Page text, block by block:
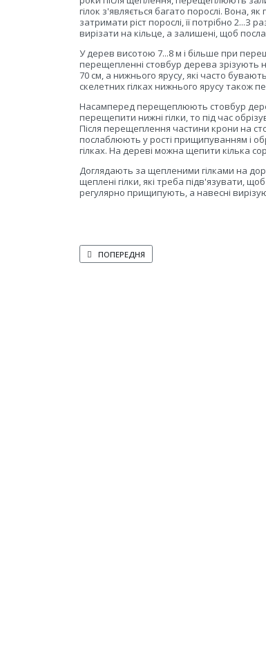
гілок з'являється багато порослі. Вона,
затримати ріст порослі, її потрібно 2...З
вирізати на кільце, а залишені, щоб
У дерев висотою 7...8 м і більше при
перещепленні стовбур дерева зрізують
70 см, а нижнього ярусу, які часто
скелетних гілках нижнього ярусу також
Насамперед перещеплюють стовбур
перещепити нижні гілки, то під час
Після перещеплення частини крони на
послаблюють у рості прищипуванням і
гілках. На дереві можна щепити кілька
Доглядають за щепленими гілками на
щеплені гілки, які треба підв'язувати,
регулярно прищипують, а навесні
ПОПЕРЕДНЯ СТАТТЯ: ЩЕПЛЕННЯ ЗА КОРУ
ПОПЕРЕДНЯ